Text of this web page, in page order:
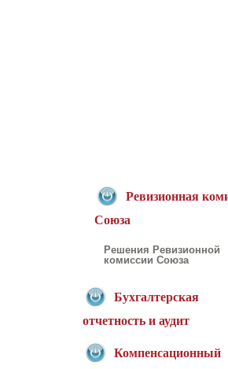
Ревизионная
Союза
Решения Ревизионной
комиссии Союза
Бухгалтерская
отчетность и аудит
Компенсационный